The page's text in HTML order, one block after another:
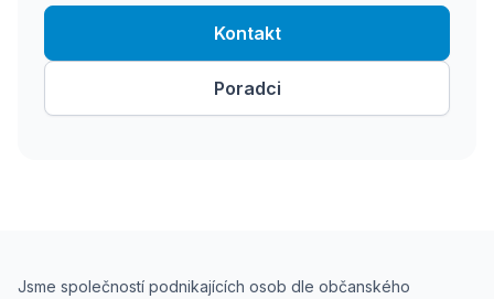
Poradci
Kontakt
Jsme společností podnikajících osob dle občanského